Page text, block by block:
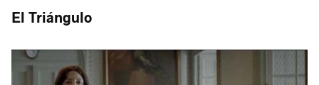
El Triángulo